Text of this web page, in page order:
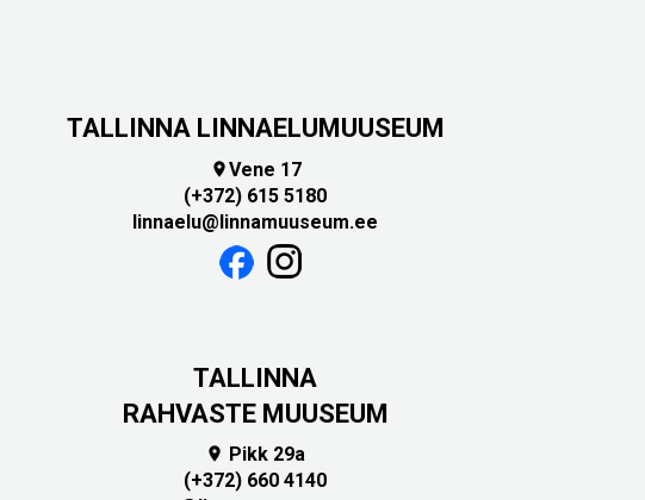
TALLINNA LINNAELUMUUSEUM
Vene 17
(+372) 615 5180
linnaelu@linnamuuseum.ee
TALLINNA
RAHVASTE MUUSEUM

Pikk 29a
(+372) 660 4140